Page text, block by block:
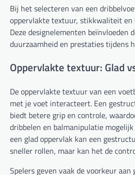
Bij het selecteren van een
oppervlakte textuur, stikkwaliteit en
Deze designelementen beïnvloeden
duurzaamheid en prestaties tijdens
Oppervlakte textuur: Glad
De oppervlakte textuur van een
met je voet interacteert. Een
biedt betere grip en controle,
dribbelen en balmanipulatie
een glad oppervlak kan een
sneller rollen, maar kan het de
Spelers geven vaak de voorkeur